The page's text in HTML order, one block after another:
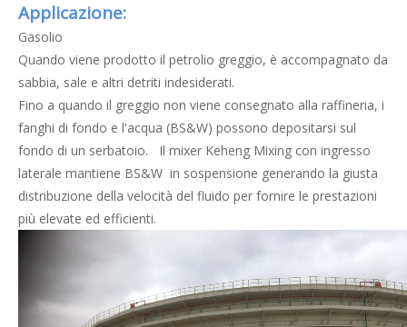
Applicazione:
Gasolio
Quando viene prodotto il petrolio greggio, è accompagnato da
sabbia, sale e altri detriti indesiderati.
Fino a quando il greggio non viene consegnato alla raffineria, i
fanghi di fondo e l'acqua (BS&W) possono depositarsi sul
fondo di un serbatoio. Il mixer Keheng Mixing con ingresso
laterale mantiene BS&W in sospensione generando la giusta
distribuzione della velocità del fluido per fornire le prestazioni
più elevate ed efficienti.